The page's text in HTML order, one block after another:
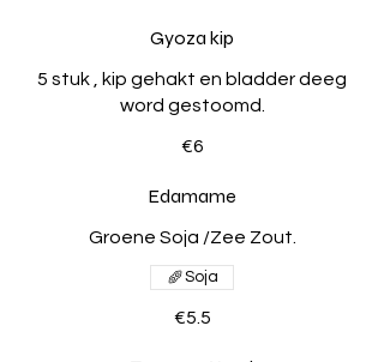
Gyoza kip
5 stuk , kip gehakt en bladder deeg
word gestoomd.
€6
Edamame
Groene Soja /Zee Zout.
€5.5
Soja